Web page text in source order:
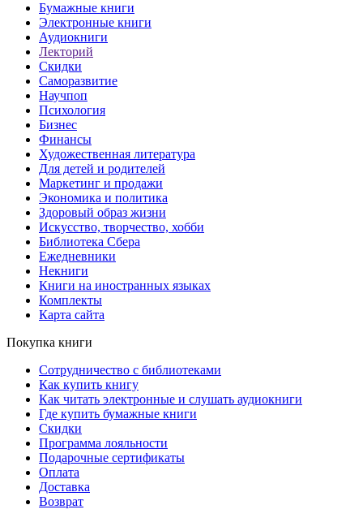
Бумажные книги
Электронные книги
Аудиокниги
Лекторий
Скидки
Саморазвитие
Научпоп
Психология
Бизнес
Финансы
Художественная литература
Для детей и родителей
Маркетинг и продажи
Экономика и политика
Здоровый образ жизни
Искусство, творчество, хобби
Библиотека Сбера
Ежедневники
Некниги
Книги на иностранных языках
Комплекты
Карта сайта
Покупка книги
Сотрудничество с библиотеками
Как купить книгу
Как читать электронные и слушать аудиокниги
Где купить бумажные книги
Скидки
Программа лояльности
Подарочные сертификаты
Оплата
Доставка
Возврат